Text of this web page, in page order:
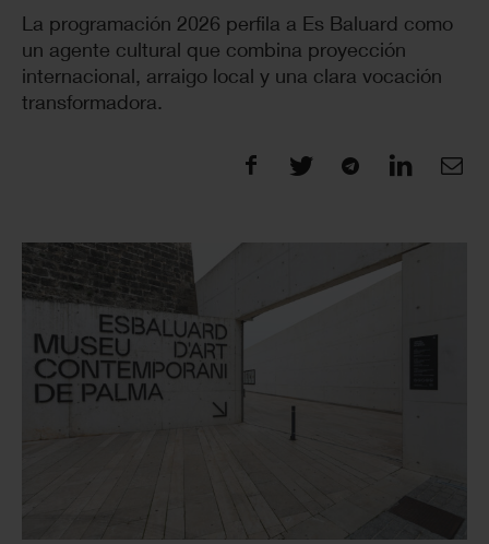
La programación 2026 perfila a Es Baluard como
un agente cultural que combina proyección
internacional, arraigo local y una clara vocación
transformadora.